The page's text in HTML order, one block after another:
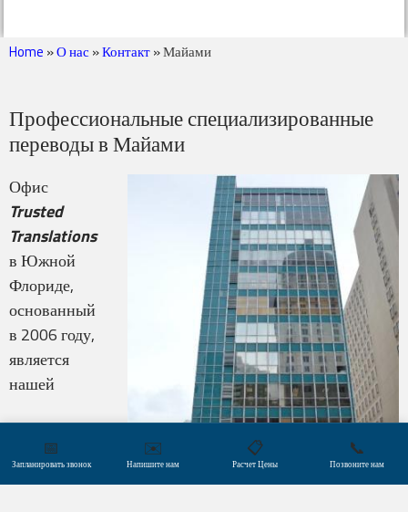
Home »О нас »Контакт»Майами
Профессиональные специализированные
переводы в Майами
Офис
Trusted
Translations
в Южной
Флориде,
основанный
в 2006 году,
является
нашей
📅
Запланировать звонок
✉️
Напишите нам
📋
Расчет Цены
📞
Позвоните нам